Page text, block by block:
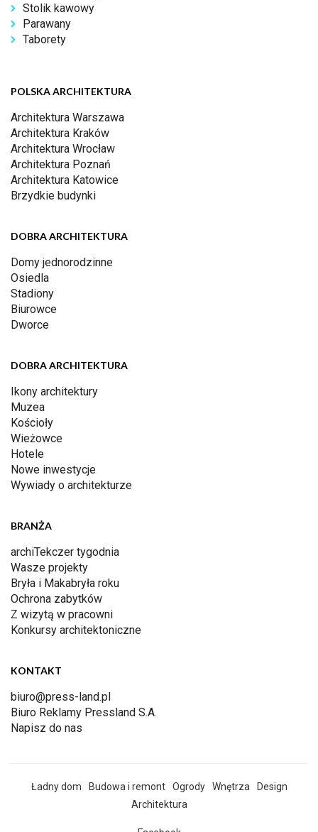
Stolik kawowy
Parawany
Taborety
POLSKA ARCHITEKTURA
Architektura Warszawa
Architektura Kraków
Architektura Wrocław
Architektura Poznań
Architektura Katowice
Brzydkie budynki
DOBRA ARCHITEKTURA
Domy jednorodzinne
Osiedla
Stadiony
Biurowce
Dworce
DOBRA ARCHITEKTURA
Ikony architektury
Muzea
Kościoły
Wieżowce
Hotele
Nowe inwestycje
Wywiady o architekturze
BRANŻA
archiTekczer tygodnia
Wasze projekty
Bryła i Makabryła roku
Ochrona zabytków
Z wizytą w pracowni
Konkursy architektoniczne
KONTAKT
biuro@press-land.pl
Biuro Reklamy Pressland S.A.
Napisz do nas
Ładny dom Budowa i remont Ogrody Wnętrza
Design
Architektura